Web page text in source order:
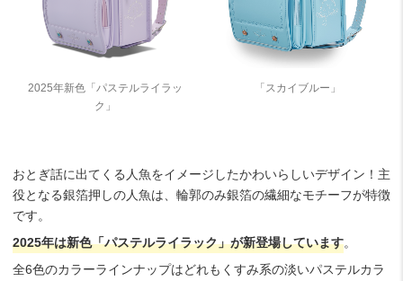
2025年新色「パステルライラッ
ク」
「スカイブルー」
おとぎ話に出てくる人魚をイメージしたかわいらしいデザイン！主
役となる銀箔押しの人魚は、輪郭のみ銀箔の繊細なモチーフが特徴
です。
2025年は新色「パステルライラック」が新登場しています。
全6色のカラーラインナップはどれもくすみ系の淡いパステルカラ